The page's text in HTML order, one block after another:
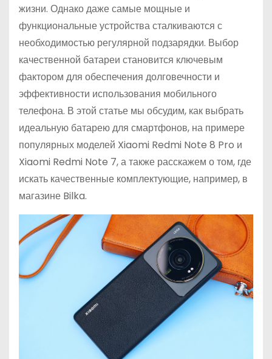
жизни. Однако даже самые мощные и
функциональные устройства сталкиваются с
необходимостью регулярной подзарядки. Выбор
качественной батареи становится ключевым
фактором для обеспечения долговечности и
эффективности использования мобильного
телефона. В этой статье мы обсудим, как выбрать
идеальную батарею для смартфонов, на примере
популярных моделей Xiaomi Redmi Note 8 Pro и
Xiaomi Redmi Note 7, а также расскажем о том, где
искать качественные комплектующие, например, в
магазине Bilka.